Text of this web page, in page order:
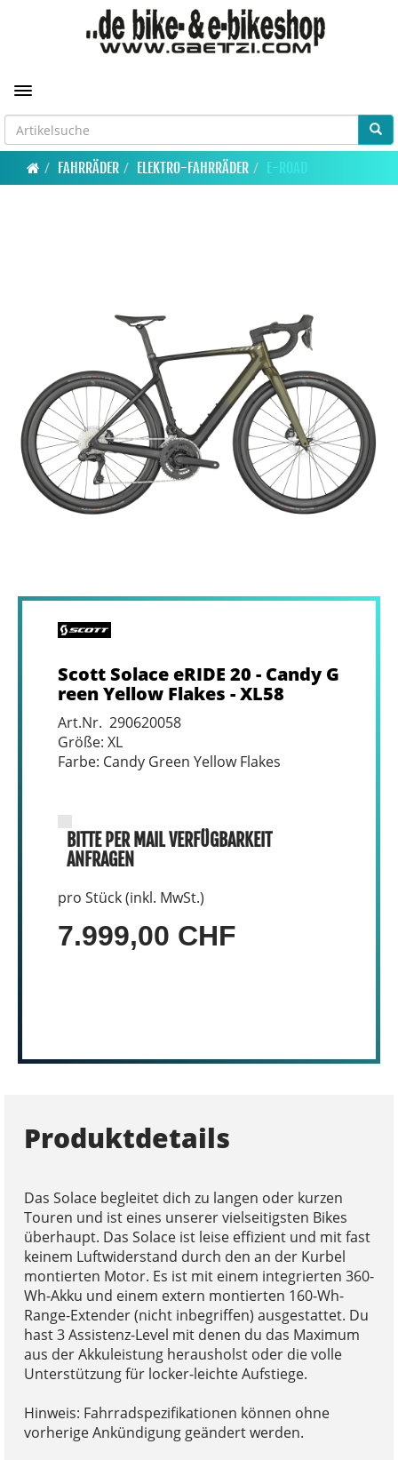
Toggle navigation
FAHRRÄDER ELEKTRO-FAHRRÄDER E-ROAD
Scott Solace eRIDE 20 - Candy G
reen Yellow Flakes - XL58
Art.Nr. 290620058
Größe: XL
Farbe: Candy Green Yellow Flakes
BITTE PER MAIL VERFÜGBARKEIT
ANFRAGEN
pro Stück (inkl. MwSt.)
7.999,00 CHF
Produktdetails
Das Solace begleitet dich zu langen oder kurzen
Touren und ist eines unserer vielseitigsten Bikes
überhaupt. Das Solace ist leise effizient und mit fast
keinem Luftwiderstand durch den an der Kurbel
montierten Motor. Es ist mit einem integrierten 360-
Wh-Akku und einem extern montierten 160-Wh-
Range-Extender (nicht inbegriffen) ausgestattet. Du
hast 3 Assistenz-Level mit denen du das Maximum
aus der Akkuleistung herausholst oder die volle
Unterstützung für locker-leichte Aufstiege.
Hinweis: Fahrradspezifikationen können ohne
vorherige Ankündigung geändert werden.